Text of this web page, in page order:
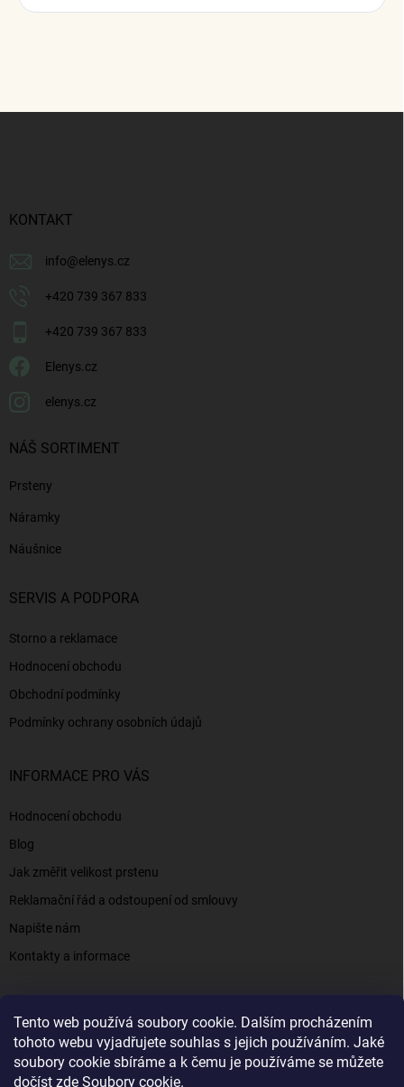
Tento web používá soubory cookie. Dalším procházením
tohoto webu vyjadřujete souhlas s jejich používáním. Jaké
soubory cookie sbíráme a k čemu je používáme se můžete
dočíst zde Soubory cookie.
KONTAKT
info@elenys.cz
+420 739 367 833
+420 739 367 833
Elenys.cz
elenys.cz
NÁŠ SORTIMENT
Prsteny
Náramky
Náušnice
SERVIS A PODPORA
Storno a reklamace
Hodnocení obchodu
Obchodní podmínky
Podmínky ochrany osobních údajů
INFORMACE PRO VÁS
Hodnocení obchodu
Blog
Jak změřit velikost prstenu
Reklamační řád a odstoupení od smlouvy
Napište nám
Kontakty a informace
Elenys.cz - šperky, kterým věříte už od roku 2016